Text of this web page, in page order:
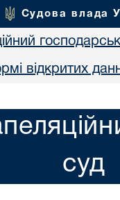
Судова влада
відкритих
суд